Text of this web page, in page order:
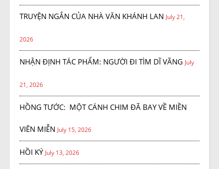
TRUYỆN NGẮN CỦA NHÀ VĂN KHÁNH LAN July 21,
2026
NHẬN ĐỊNH TÁC PHẨM: NGƯỜI ĐI TÌM DĨ VÃNG July
21, 2026
HỒNG TƯỚC: MỘT CÁNH CHIM ĐÃ BAY VỀ MIỀN
VIÊN MIỄN July 15, 2026
HỒI KÝ July 13, 2026